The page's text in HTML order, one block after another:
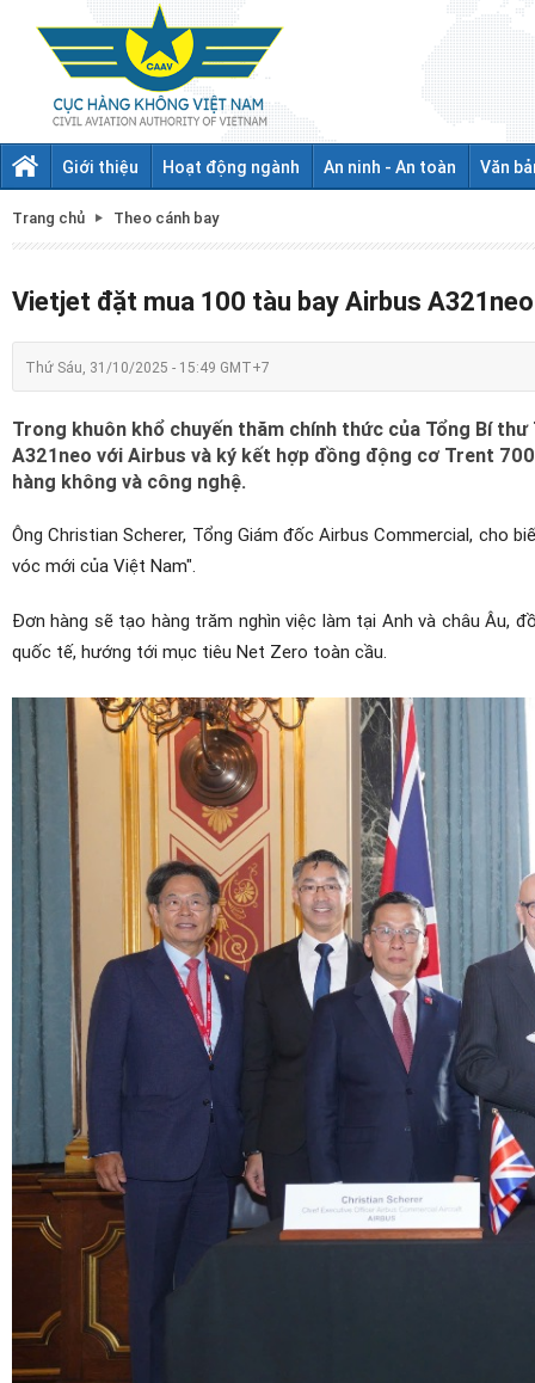
Giới thiệu Hoạt động ngành An ninh - An toàn Văn
Trang chủ Theo cánh bay
Vietjet đặt mua 100 tàu bay Airbus
Thứ Sáu, 31/10/2025 - 15:49 GMT+7
Trong khuôn khổ chuyến thăm chính thức của Tổng Bí
A321neo với Airbus và ký kết hợp đồng động cơ Trent
hàng không và công nghệ.
Ông Christian Scherer, Tổng Giám đốc Airbus Commercial, cho
vóc mới của Việt Nam".
Đơn hàng sẽ tạo hàng trăm nghìn việc làm tại Anh và châu Âu,
quốc tế, hướng tới mục tiêu Net Zero toàn cầu.